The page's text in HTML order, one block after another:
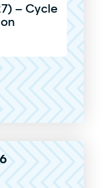
– Cycle